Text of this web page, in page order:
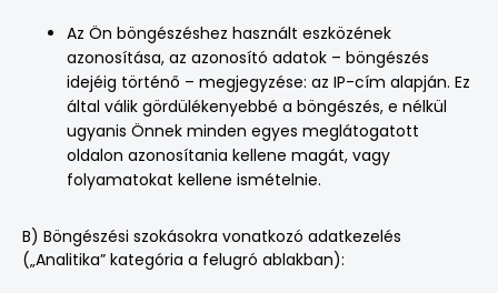
Az Ön böngészéshez használt eszközének
azonosítása, az azonosító adatok – böngészés
idejéig történő – megjegyzése: az IP-cím alapján. Ez
által válik gördülékenyebbé a böngészés, e nélkül
ugyanis Önnek minden egyes meglátogatott
oldalon azonosítania kellene magát, vagy
folyamatokat kellene ismételnie.
B) Böngészési szokásokra vonatkozó adatkezelés
(„Analitika” kategória a felugró ablakban):